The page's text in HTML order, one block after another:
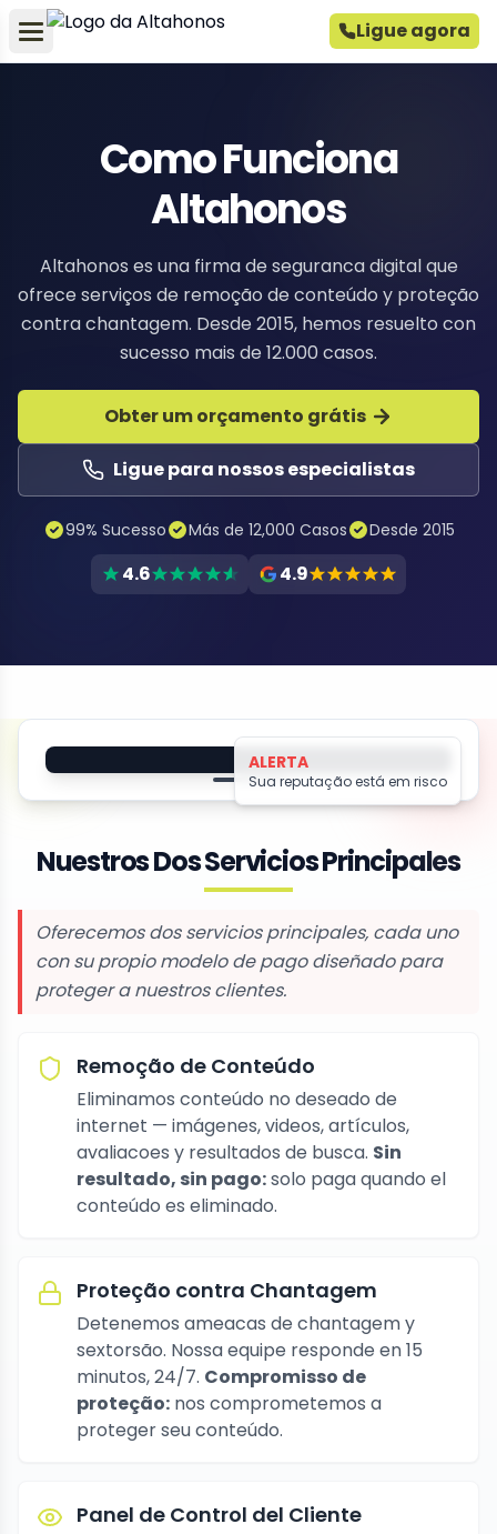
Ligue agora
Como Funciona
Altahonos
Altahonos es una firma de seguranca digital que
ofrece serviços de remoção de conteúdo y proteção
contra chantagem. Desde 2015, hemos resuelto con
sucesso mais de 12.000 casos.
Obter um orçamento grátis
Ligue para nossos especialistas
99% Sucesso Más de 12,000 Casos Desde 2015
4.6 4.9
Nuestros Dos Servicios Principales
Oferecemos dos servicios principales, cada uno
con su propio modelo de pago diseñado para
proteger a nuestros clientes.
Remoção de Conteúdo
Eliminamos conteúdo no deseado de
internet — imágenes, videos, artículos,
avaliacoes y resultados de busca. Sin
resultado, sin pago:solo paga quando el
conteúdo es eliminado.
Proteção contra Chantagem
Detenemos ameacas de chantagem y
sextorsão. Nossa equipe responde en 15
minutos, 24/7. Compromisso de
proteção: nos comprometemos a
proteger seu conteúdo.
Panel de Control del Cliente
Seu nome
Ameaça de
Chantagem
Conteúdo
Protegido por Altahonos
ALERTA
Sua reputação está em risco